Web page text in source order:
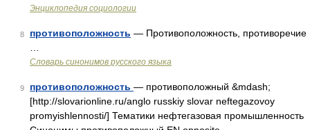
Энциклопедия социологии
8 противоположность — Противоположность, противоречие
Словарь синонимов русского языка
9 противоположность — противоположный &mdash;
[http://slovarionline.ru/anglo russkiy slovar neftegazovoy
promyishlennosti/] Тематики нефтегазовая промышленность